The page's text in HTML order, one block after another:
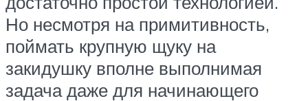
Но несмотря на примитивность,
поймать крупную щуку на
закидушку вполне выполнимая
задача даже для начинающего